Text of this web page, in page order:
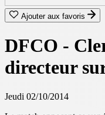
Ajouter aux favoris
DFCO -
directeur
Jeudi 02/10/2014